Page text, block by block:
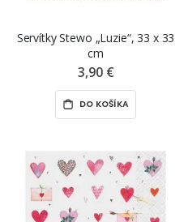
Servítky Stewo „Luzie“, 33 x 33
cm
3,90 €
DO KOŠÍKA